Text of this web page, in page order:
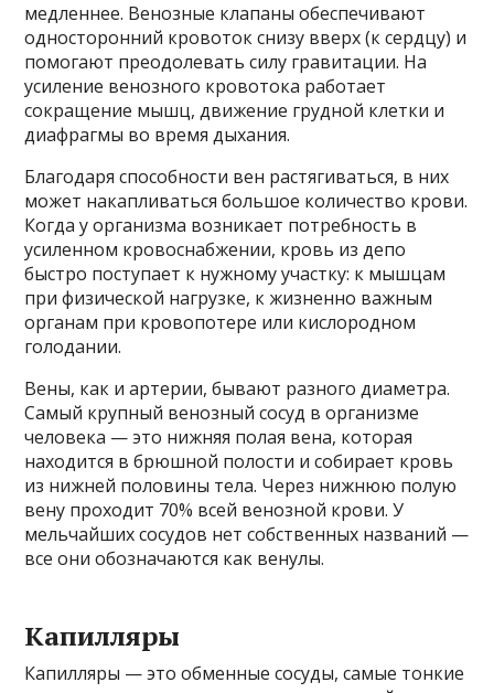
медленнее. Венозные клапаны обеспечивают
односторонний кровоток снизу вверх (к сердцу) и
помогают преодолевать силу гравитации. На
усиление венозного кровотока работает
сокращение мышц, движение грудной клетки и
диафрагмы во время дыхания.
Благодаря способности вен растягиваться, в них
может накапливаться большое количество крови.
Когда у организма возникает потребность в
усиленном кровоснабжении, кровь из депо
быстро поступает к нужному участку: к мышцам
при физической нагрузке, к жизненно важным
органам при кровопотере или кислородном
голодании.
Вены, как и артерии, бывают разного диаметра.
Самый крупный венозный сосуд в организме
человека — это нижняя полая вена, которая
находится в брюшной полости и собирает кровь
из нижней половины тела. Через нижнюю полую
вену проходит 70% всей венозной крови. У
мельчайших сосудов нет собственных названий —
все они обозначаются как венулы.
Капилляры
Капилляры — это обменные сосуды, самые тонкие